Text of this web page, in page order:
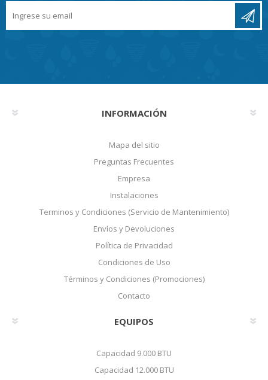
INFORMACIÓN
Mapa del sitio
Preguntas Frecuentes
Empresa
Instalaciones
Terminos y Condiciones (Servicio de Mantenimiento)
Envíos y Devoluciones
Política de Privacidad
Condiciones de Uso
Términos y Condiciones (Promociones)
Contacto
EQUIPOS
Capacidad 9.000 BTU
Capacidad 12.000 BTU